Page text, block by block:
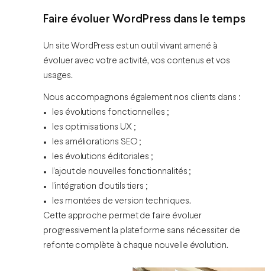
Faire évoluer WordPress dans le temps
Un site WordPress est un outil vivant amené à
évoluer avec votre activité, vos contenus et vos
usages.
Nous accompagnons également nos clients dans :
les évolutions fonctionnelles ;
les optimisations UX ;
les améliorations SEO ;
les évolutions éditoriales ;
l’ajout de nouvelles fonctionnalités ;
l’intégration d’outils tiers ;
les montées de version techniques.
Cette approche permet de faire évoluer
progressivement la plateforme sans nécessiter de
refonte complète à chaque nouvelle évolution.